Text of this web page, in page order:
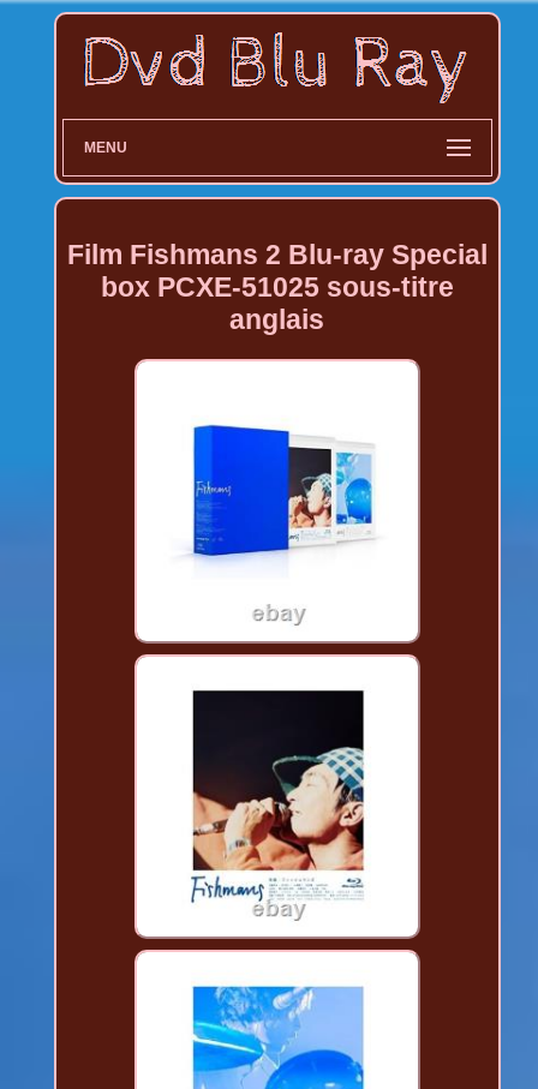
MENU
Film Fishmans 2 Blu-ray Special
box PCXE-51025 sous-titre
anglais